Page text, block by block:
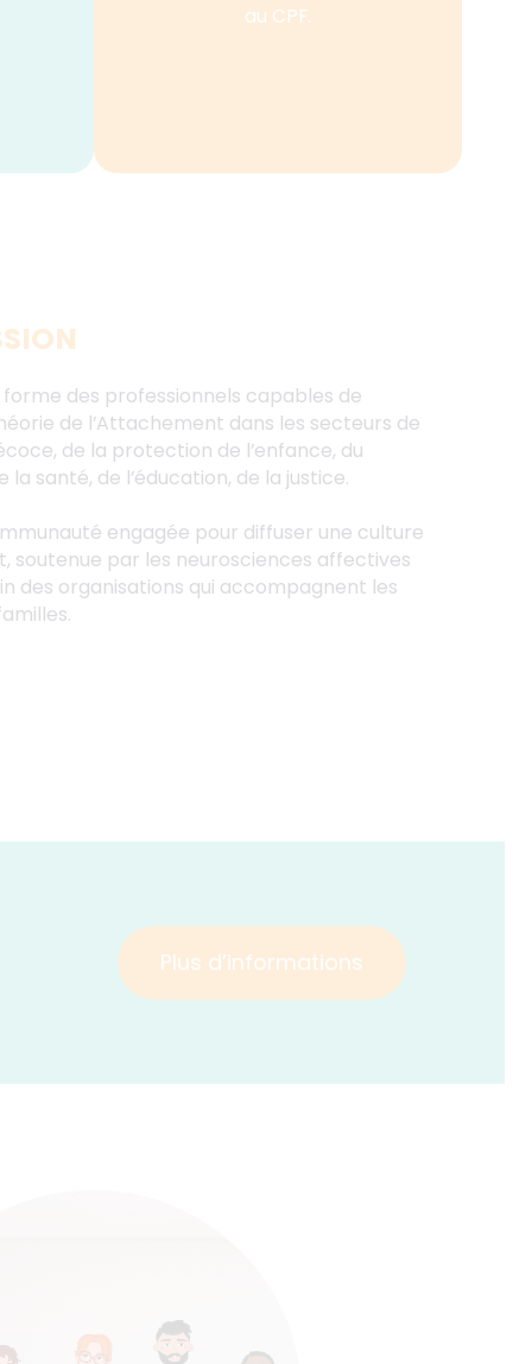
au CPF.
forme des professionnels capables de
de l’Attachement dans les secteurs de
de la protection de l’enfance, du
santé, de l’éducation, de la justice.
engagée pour diffuser une culture
soutenue par les neurosciences affectives
des organisations qui accompagnent les
Plus d’informations